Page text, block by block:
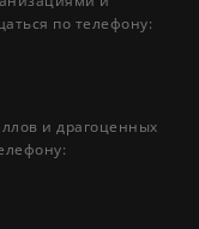
по телефону:
и драгоценных